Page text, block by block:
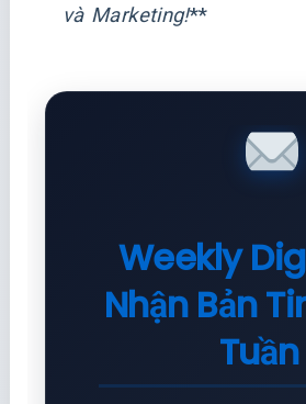
và Marketing!**
Weekly
Nhận Bản
Tuần